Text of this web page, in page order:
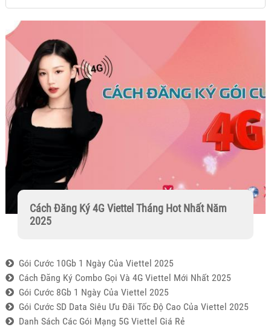
Cách Đăng Ký 4G Viettel Tháng Hot Nhất Năm
2025
Gói Cước 10Gb 1 Ngày Của Viettel 2025
Cách Đăng Ký Combo Gọi Và 4G Viettel Mới Nhất 2025
Gói Cước 8Gb 1 Ngày Của Viettel 2025
Gói Cước SD Data Siêu Ưu Đãi Tốc Độ Cao Của Viettel 2025
Danh Sách Các Gói Mạng 5G Viettel Giá Rẻ